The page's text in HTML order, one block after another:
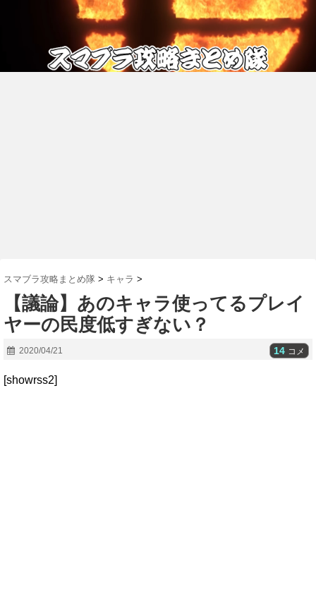
スマブラ攻略まとめ隊 > キャラ >
【議論】あのキャラ使ってるプレイ
ヤーの民度低すぎない？
2020/04/21 14 コメ
[showrss2]